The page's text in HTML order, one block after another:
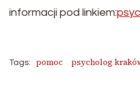
informacji pod linkiem:
Tags: pomoc psycholog